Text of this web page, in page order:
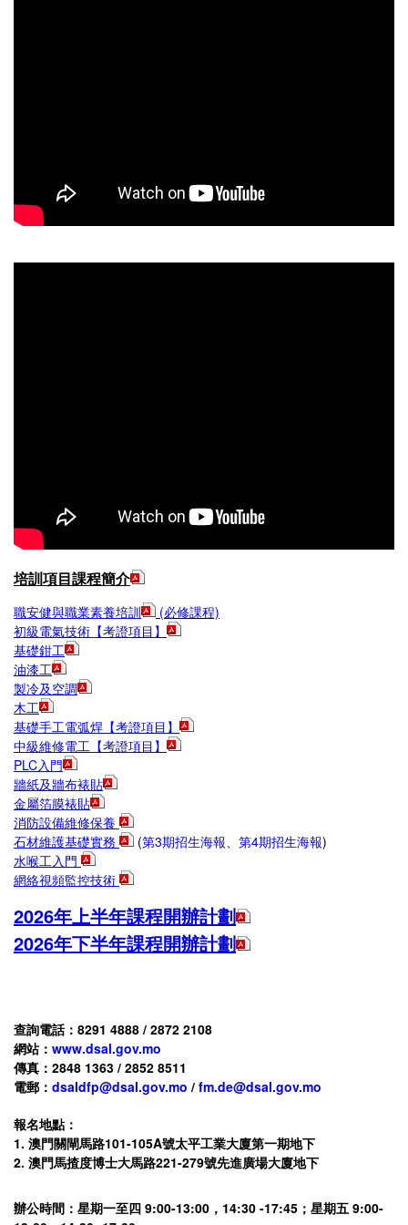
培訓項目課程簡介
職安健與職業素養培訓
(必修課程)
初級電氣技術【考證項目】
基礎鉗工
油漆工
製冷及空調
木工
基礎手工電弧焊【考證項目】
中級維修電工【考證項目】
PLC入門
牆紙及牆布裱貼
金屬箔膜裱貼
消防設備維修保養
石材維護基礎實務
(第3期招生海報、 第4期招生海報)
水喉工入門
網絡視頻監控技術
2026年上半年課程開辦計劃
2026年下半年課程開辦計劃
查詢電話：8291 4888 / 2872 2108
網站： www.dsal.gov.mo
傳真：2848 1363 / 2852 8511
電郵： dsaldfp@dsal.gov.mo / fm.de@dsal.gov.mo
報名地點：
1. 澳門關閘馬路101-105A號太平工業大廈第一期地下
2. 澳門馬揸度博士大馬路221-279號先進廣場大廈地下
辦公時間：星期一至四 9:00-13:00，14:30 -17:45；星期五 9:00-